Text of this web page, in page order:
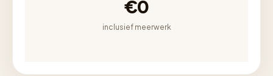
€0
inclusief meerwerk